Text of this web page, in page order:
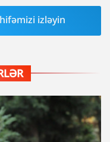
izləyin